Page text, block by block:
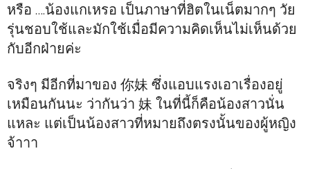
หรือ ….น้องแกเหรอ เป็นภาษาที่ฮิตในเน็ตมากๆ วัย
รุ่นชอบใช้และมักใช้เมื่อมีความคิดเห็นไม่เห็นด้วย
กับอีกฝ่ายค่ะ
จริงๆ มีอีกที่มาของ 你妹 ซึ่งแอบแรงเอาเรื่องอยู่
เหมือนกันนะ ว่ากันว่า 妹 ในที่นี้ก็คือน้องสาวนั่น
แหละ แต่เป็นน้องสาวที่หมายถึงตรงนั้นของผู้หญิง
จ้าาา